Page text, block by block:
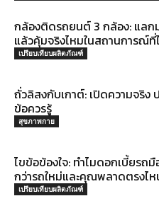
กล้องติดรถยนต์ 3 กล้อง: แลก
แล้วคุ้มจริงไหมในสถานการณ์
เปรียบเทียบผลิตภัณฑ์
ถั่วลิสงกับเกาต์: เปิดความจริง
ข้อควรรู้
สุขภาพกาย
ไขข้อข้องใจ: ทำไมดอกเบี้ยรถ
กว่ารถใหม่และคุณพลาดตรงไห
เปรียบเทียบผลิตภัณฑ์